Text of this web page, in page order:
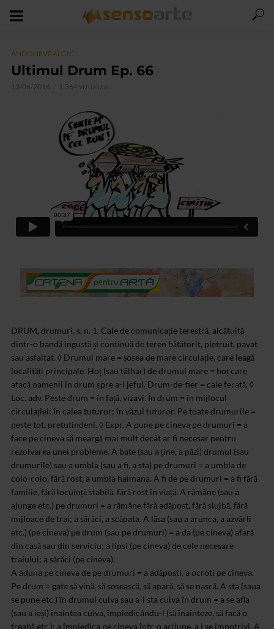
ANDONEVRALGIC
Ultimul Drum Ep. 66
13/06/2016 1.364 vizualizari
DRUM, drumuri, s. n. 1. Cale de comunicație terestră, alcătuită
dintr-o bandă îngustă și continuă de teren bătătorit, pietruit, pavat
sau asfaltat. ◊ Drumul mare = șosea de mare circulație, care leagă
localități principale. Hoț (sau tâlhar) de drumul mare = hoț care
atacă oamenii în drum spre a-i jefui. Drum-de-fier = cale ferată. ◊
Loc. adv. Peste drum = în față, vizavi. În drum = în mijlocul
circulației; în calea tuturor; în văzul tuturor. Pe toate drumurile =
peste tot, pretutindeni. ◊ Expr. A pune pe cineva pe drumuri = a
face pe cineva să meargă mai mult decât ar fi necesar pentru
rezolvarea unei probleme. A bate (sau a ține, a păzi) drumul (sau
drumurile) sau a umbla (sau a fi, a sta) pe drumuri = a umbla de
colo-colo, fără rost, a umbla haimana. A fi de pe drumuri = a fi fără
familie, fără locuință stabilă, fără rost în viață. A rămâne (sau a
ajunge etc.) pe drumuri = a rămâne fără adăpost, fără slujbă, fără
mijloace de trai; a sărăci, a scăpata. A lăsa (sau a arunca, a azvârli
etc.) (pe cineva) pe drum (sau pe drumuri) = a da (pe cineva) afară
din casă sau din serviciu; a lipsi (pe cineva) de cele necesare
traiului; a sărăci (pe cineva).
A aduna pe cineva de pe drumuri = a adăposti, a ocroti pe cineva.
Pe drum = gata să vină, să sosească, să apară, să se nască. A sta (saua
se pune etc.) în drumul cuiva sau a-i sta cuiva în drum = a se afla
(sau a ieși) înaintea cuiva, împiedicându-l (să înainteze, să facă o
treabă etc.); a împiedica pe cineva într-o acțiune, a i se împotrivi. A